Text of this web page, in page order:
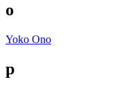
o
Yoko Ono
p